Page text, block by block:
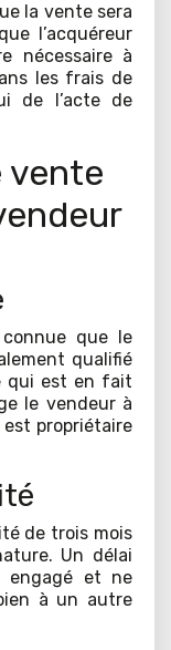
la vente sera
l’acquéreur
nécessaire à
les frais de
de l’acte de
vente
que le
qualifié
qui est en fait
le vendeur à
propriétaire
de trois mois
Un délai
engagé et ne
à un autre